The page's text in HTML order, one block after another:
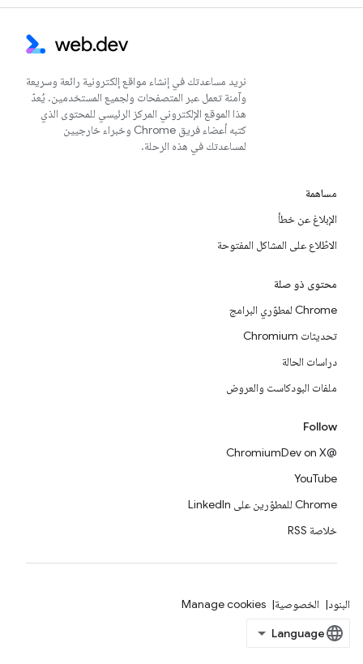
نريد مساعدتك في إنشاء مواقع إلكترونية رائعة وسريعة
وآمنة تعمل عبر المتصفحات ولجميع المستخدمين. يُعدّ
هذا الموقع الإلكتروني المركز الرئيسي للمحتوى الذي
كتبه أعضاء فريق Chrome وخبراء خارجيين
لمساعدتك في هذه الرحلة.
مساهمة
الإبلاغ عن خطأ
الاطّلاع على المشاكل المفتوحة
محتوى ذو صلة
Chrome لمطوّري البرامج
تحديثات Chromium
دراسات الحالة
ملفات البودكاست والعروض
Follow
@ChromiumDev on X
YouTube
Chrome للمطوّرين على LinkedIn
خلاصة RSS
البنود الخصوصية Manage cookies